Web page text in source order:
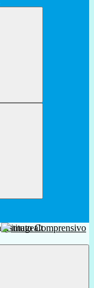
Istituto Comprensivo